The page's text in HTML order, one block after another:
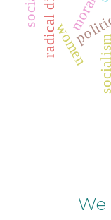
moral
socialism
women
We